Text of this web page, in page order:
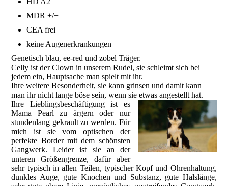
MDR +/+
CEA frei
keine Augenerkrankungen
Genetisch blau, ee-red und zobel Träger.
Celly ist der Clown in unserem Rudel, sie schleimt sich bei
jedem ein, Hauptsache man spielt mit ihr.
Ihre weitere Besonderheit, sie kann grinsen und damit kann
man ihr nicht lange böse sein, wenn sie etwas angestellt hat.
Ihre Lieblingsbeschäftigung ist es
Mama Pearl zu ärgern oder nur
stundenlang gekrault zu werden. Für
mich ist sie vom optischen der
perfekte Border mit dem schönsten
Gangwerk. Leider ist sie an der
unteren Größengrenze, dafür aber
sehr typisch in allen Teilen, typischer Kopf und Ohrenhaltung,
dunkles Auge, gute Knochen und Substanz, gute Halslänge,